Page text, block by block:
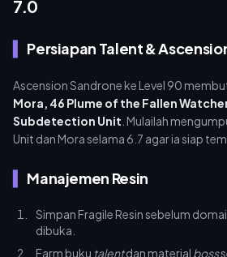
7.0
Persiapan Talent &
Ascension Sandrone ke Level 90
Mora, 46 Plume of the Fallen
Subdetection Unit . Mulailah
Unit dan Mora selama 6.7 agar ia siap
Manajemen Resin
Simpan Fragile Resin sebelum
dibuka.
Farm buku talentdan material boss